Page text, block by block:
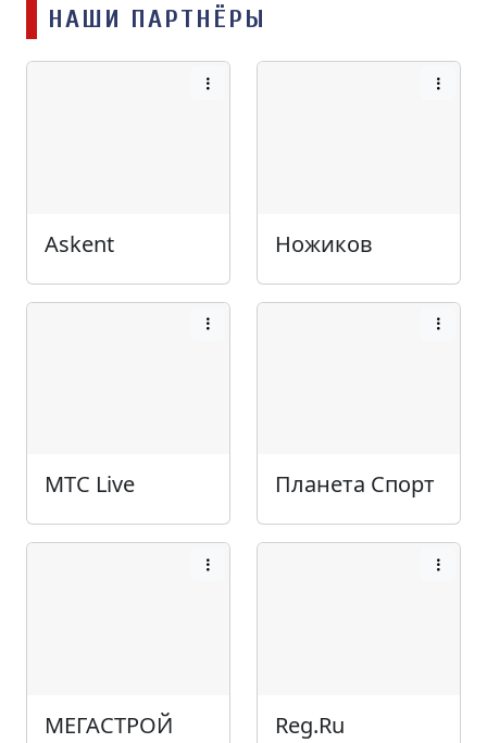
НАШИ ПАРТНЁРЫ
Askent Ножиков
МТС Live Планета Спорт
МЕГАСТРОЙ Reg.Ru